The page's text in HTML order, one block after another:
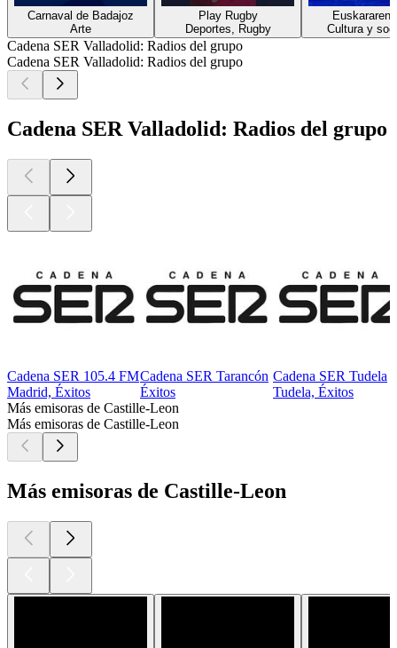
Carnaval de Badajoz
Arte
Play Rugby
Deportes, Rugby
Euskararen
Cultura y
Cadena SER Valladolid: Radios del grupo
Cadena SER Valladolid: Radios del grupo
Cadena SER Valladolid: Radios del grupo
Cadena SER 105.4 FM
Madrid, Éxitos
Cadena SER Tarancón
Éxitos
Cadena SER Tudela
Tudela, Éxitos
Más emisoras de Castille-Leon
Más emisoras de Castille-Leon
Más emisoras de Castille-Leon